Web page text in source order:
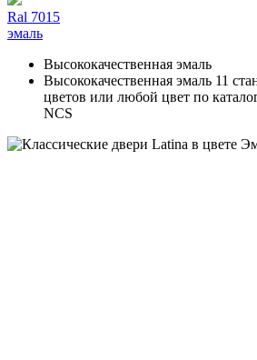
Ral 7015
эмаль
Высококачественная эмаль
Высококачественная эмаль 11
цветов или любой цвет по
NCS